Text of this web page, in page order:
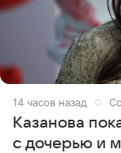
14 часов назад
Казанова
с дочерью и